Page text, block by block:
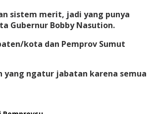
sistem merit, jadi yang punya
Gubernur Bobby Nasution.
kota dan Pemprov Sumut
yang ngatur jabatan karena semua